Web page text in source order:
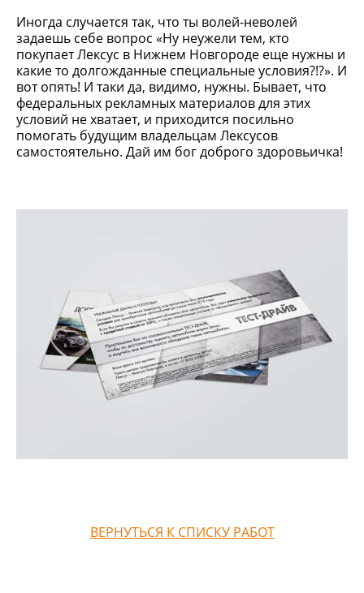
Иногда случается так, что ты волей-неволей
задаешь себе вопрос «Ну неужели тем, кто
покупает Лексус в Нижнем Новгороде еще нужны и
какие то долгожданные специальные условия?!?». И
вот опять! И таки да, видимо, нужны. Бывает, что
федеральных рекламных материалов для этих
условий не хватает, и приходится посильно
помогать будущим владельцам Лексусов
самостоятельно. Дай им бог доброго здоровьичка!
ВЕРНУТЬСЯ К СПИСКУ РАБОТ